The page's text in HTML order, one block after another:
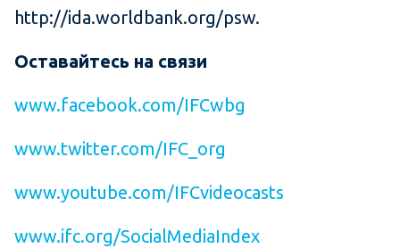
http://ida.worldbank.org/psw.
Оставайтесь на связи
www.facebook.com/IFCwbg
www.twitter.com/IFC_org
www.youtube.com/IFCvideocasts
www.ifc.org/SocialMediaIndex